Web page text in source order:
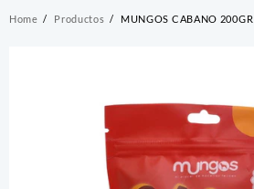
Home Productos MUNGOS CABANO 200GR